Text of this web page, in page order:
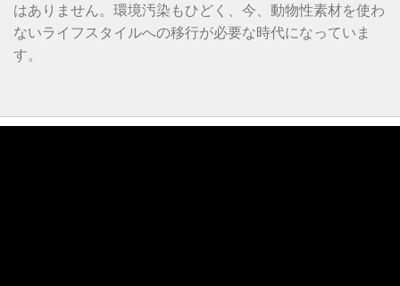
はありません。環境汚染もひどく、今、動物性素材を使わ
ないライフスタイルへの移行が必要な時代になっていま
す。